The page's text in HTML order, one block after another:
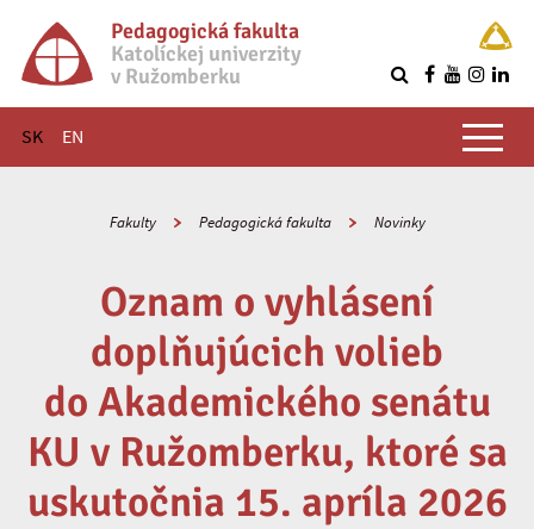
Pedagogická fakulta
Katolíckej univerzity
v Ružomberku
SK EN
Hlavné menu
Fakulty Pedagogická fakulta Novinky
Oznam o vyhlásení
doplňujúcich volieb
do Akademického senátu
KU v Ružomberku, ktoré sa
uskutočnia 15. apríla 2026